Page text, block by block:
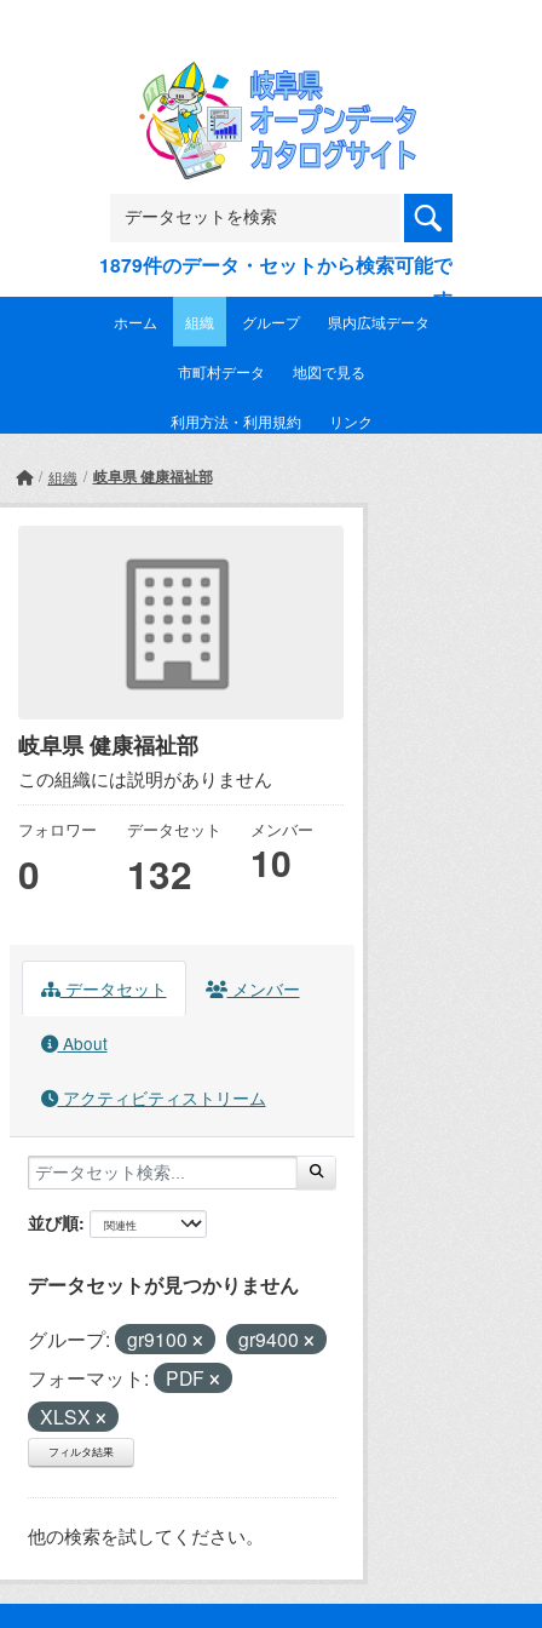
1879件のデータ・セットから検索可能で
す
ホーム 組織 グループ 県内広域データ
市町村データ 地図で見る
利用方法・利用規約 リンク
組織 岐阜県 健康福祉部
岐阜県 健康福祉部
この組織には説明がありません
フォロワー
0
データセット
132
メンバー
10
データセット メンバー
About
アクティビティストリーム
並び順
データセットが見つかりません
グループ: gr9100
gr9400
フォーマット:
PDF
XLSX
フィルタ結果
他の検索を試してください。